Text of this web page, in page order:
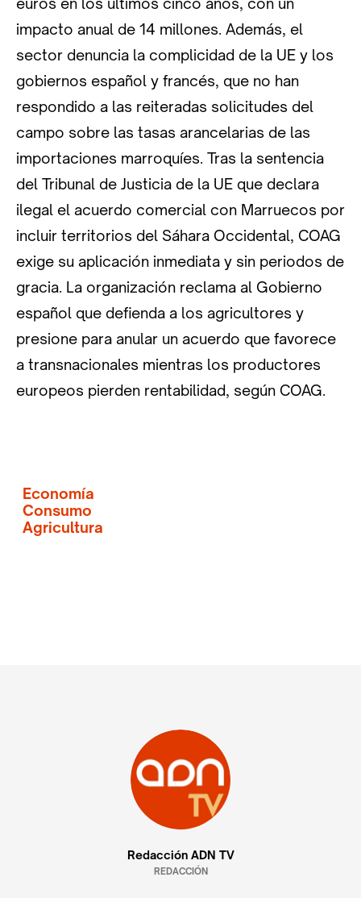
impacto anual de 14 millones. Además, el
sector denuncia la complicidad de la UE y los
gobiernos español y francés, que no han
respondido a las reiteradas solicitudes del
campo sobre las tasas arancelarias de las
importaciones marroquíes. Tras la sentencia
del Tribunal de Justicia de la UE que declara
ilegal el acuerdo comercial con Marruecos por
incluir territorios del Sáhara Occidental, COAG
exige su aplicación inmediata y sin periodos de
gracia. La organización reclama al Gobierno
español que defienda a los agricultores y
presione para anular un acuerdo que favorece
a transnacionales mientras los productores
europeos pierden rentabilidad, según COAG.
Economía
Consumo
Agricultura
Redacción ADN TV
REDACCIÓN